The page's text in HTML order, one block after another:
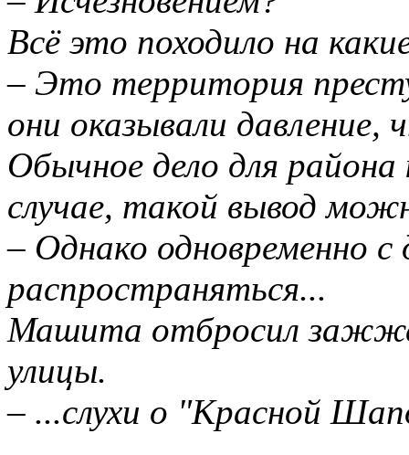
Всё это походило на
– Это территория
они оказывали давление,
Обычное дело для
случае, такой вывод
– Однако одновременно
распространяться...
Машита отбросил
улицы.
– ...слухи о "Красной